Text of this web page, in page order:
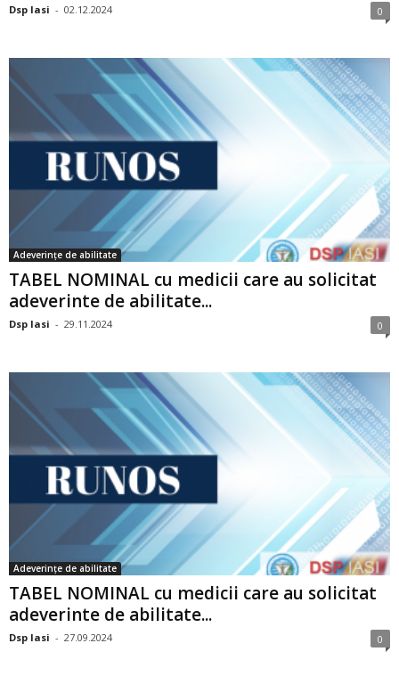
Dsp Iasi - 02.12.2024 0
Adeverințe de abilitate
TABEL NOMINAL cu medicii care au solicitat
adeverinte de abilitate...
Dsp Iasi - 29.11.2024 0
Adeverințe de abilitate
TABEL NOMINAL cu medicii care au solicitat
adeverinte de abilitate...
Dsp Iasi - 27.09.2024 0